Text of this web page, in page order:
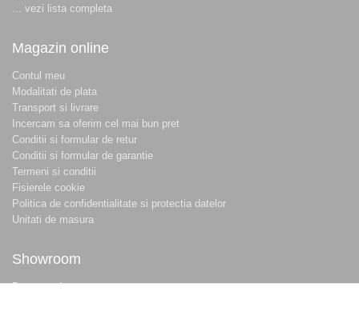
... vezi lista completa
Magazin online
Contul meu
Modalitati de plata
Transport si livrare
Incercam sa oferim cel mai bun pret
Conditii si formular de retur
Conditii si formular de garantie
Termeni si conditii
Fisierele cookie
Politica de confidentialitate si protectia datelor
Unitati de masura
Showroom
Despre noi